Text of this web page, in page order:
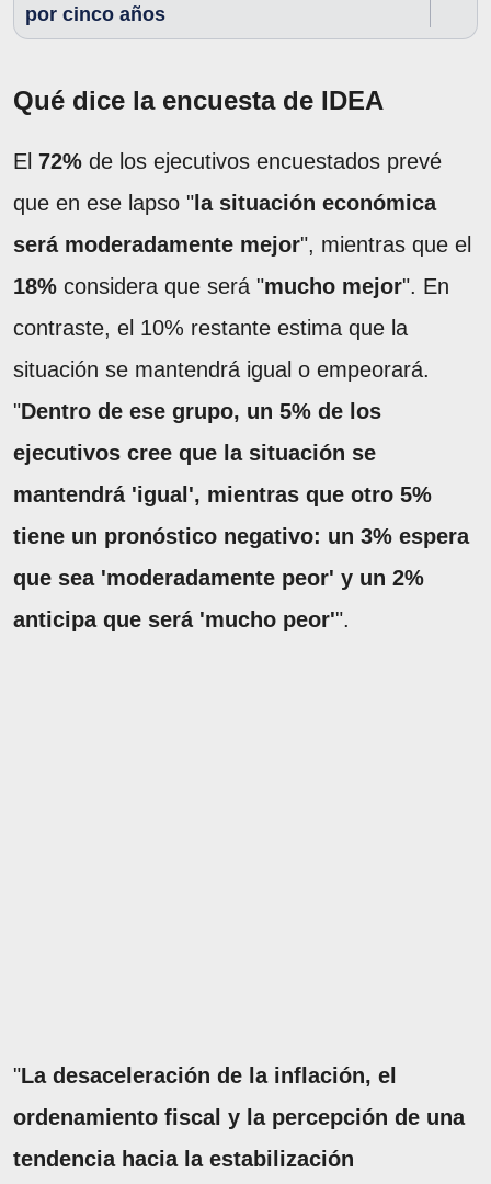
por cinco años
Qué dice la encuesta de IDEA
El 72% de los ejecutivos encuestados prevé
que en ese lapso " la situación económica
será moderadamente mejor", mientras que el
18% considera que será "mucho mejor". En
contraste, el 10% restante estima que la
situación se mantendrá igual o empeorará.
"Dentro de ese grupo, un 5% de los
ejecutivos cree que la situación se
mantendrá 'igual', mientras que otro 5%
tiene un pronóstico negativo: un 3% espera
que sea 'moderadamente peor' y un 2%
anticipa que será 'mucho peor'".
"La desaceleración de la inflación, el
ordenamiento fiscal y la percepción de una
tendencia hacia la estabilización